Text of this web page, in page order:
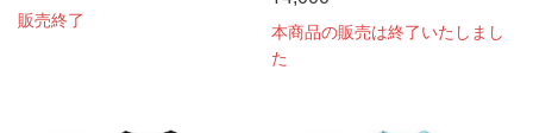
販売終了
本商品の販売は終了いたしまし
た